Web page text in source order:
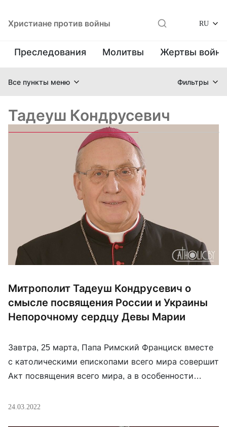
Христиане против войны RU
Преследования Молитвы Жертвы
Все пункты меню Фильтры
Тадеуш Кондрусевич
Митрополит Тадеуш Кондрусевич о
смысле посвящения России и Украины
Непорочному сердцу Девы Марии
Завтра, 25 марта, Папа Римский Франциск вместе
с католическими епископами всего мира совершит
Акт посвящения всего мира, а в особенности
Марии. Митрополит Тадеуш Кондрусевич
24.03.2022